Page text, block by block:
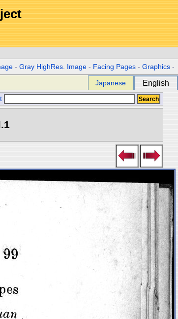
-Gray HighRes. Image - Facing Pages -Graphics -
Japanese English